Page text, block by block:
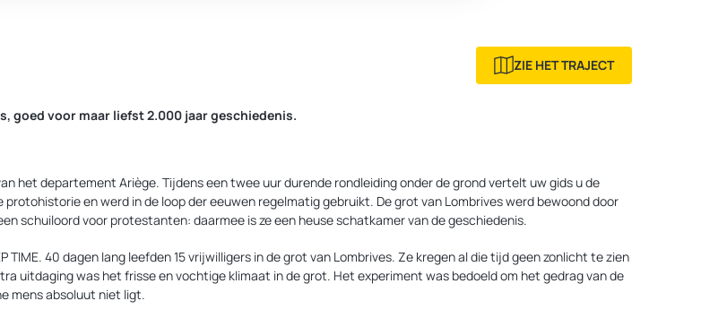
ZIE HET TRAJECT
goed voor maar liefst 2.000 jaar geschiedenis.
het departement Ariège. Tijdens een twee uur durende rondleiding onder de grond vertelt uw gids u de
en werd in de loop der eeuwen regelmatig gebruikt. De grot van Lombrives werd bewoond door
schuiloord voor protestanten: daarmee is ze een heuse schatkamer van de geschiedenis.
40 dagen lang leefden 15 vrijwilligers in de grot van Lombrives. Ze kregen al die tijd geen zonlicht te zien
uitdaging was het frisse en vochtige klimaat in de grot. Het experiment was bedoeld om het gedrag van de
mens absoluut niet ligt.